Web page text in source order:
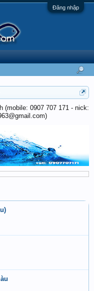
Đăng nhập
(mobile: 0907 707 171 - nick: